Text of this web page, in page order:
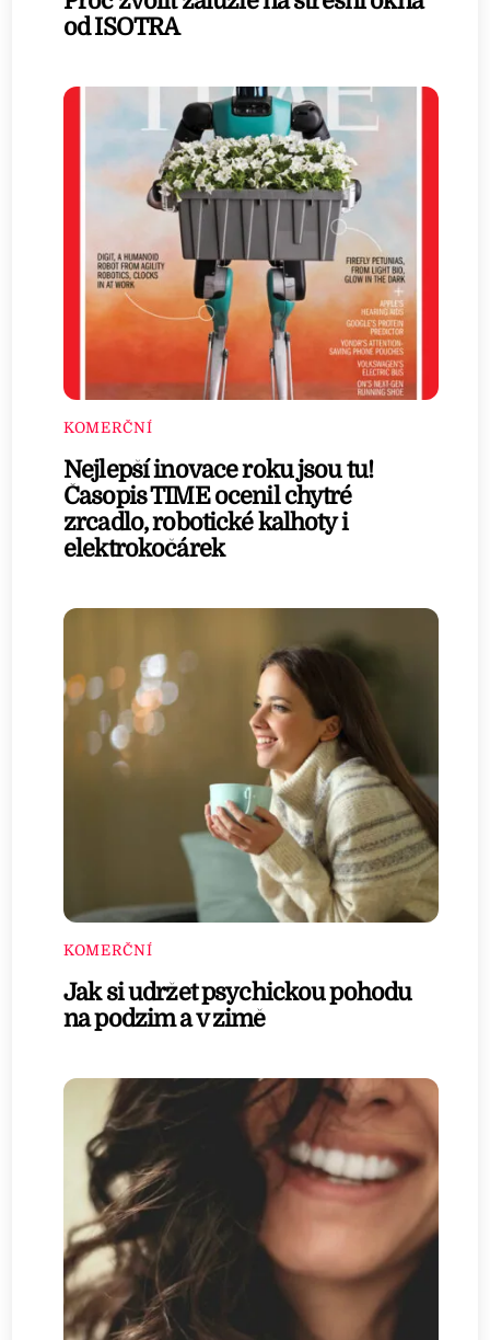
od ISOTRA
KOMERČNÍ
Nejlepší inovace roku jsou tu!
Časopis TIME ocenil chytré
zrcadlo, robotické kalhoty i
elektrokočárek
KOMERČNÍ
Jak si udržet psychickou pohodu
na podzim a v zimě